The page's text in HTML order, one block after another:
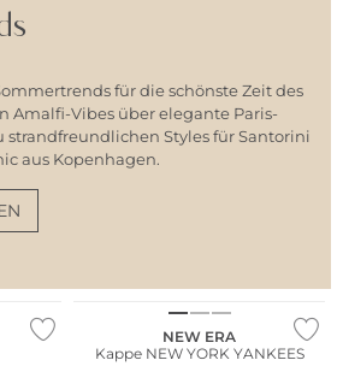
für die schönste Zeit des
Amalfi-Vibes über elegante Paris-
strandfreundlichen Styles für Santorini
aus Kopenhagen.
NEW ERA
Kappe NEW YORK YANKEES